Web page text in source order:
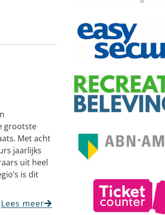
grootste
Met acht
jaarlijks
uit heel
is dit
Lees meer